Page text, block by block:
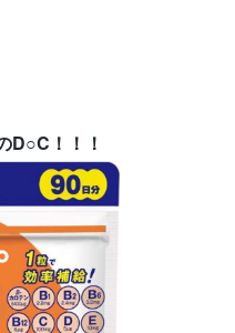
D○C！！！